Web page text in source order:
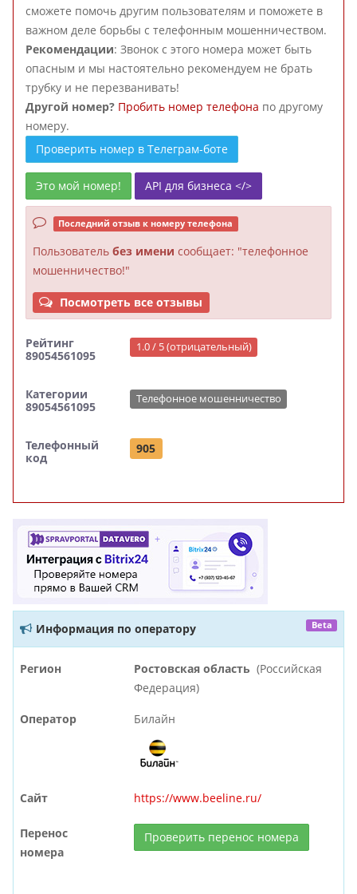
сможете помочь другим пользователям и поможете в
важном деле борьбы с телефонным мошенничеством.
Рекомендации: Звонок с этого номера может быть
опасным и мы настоятельно рекомендуем не брать
трубку и не перезванивать!
Другой номер? Пробить номер телефона по другому
номеру.
Проверить номер в Телеграм-боте
Это мой номер! API для бизнеса </>
Последний отзыв к номеру телефона
Пользователь без имени сообщает: "телефонное
мошенничество!"
Посмотреть все отзывы
Рейтинг
89054561095
1.0 / 5 (отрицательный)
Категории
89054561095
Телефонное мошенничество
Телефонный
код
905
Информация по оператору Beta
Регион Ростовская область (Российская
Федерация)
Оператор Билайн
Сайт https://www.beeline.ru/
Перенос
номера
Проверить перенос номера